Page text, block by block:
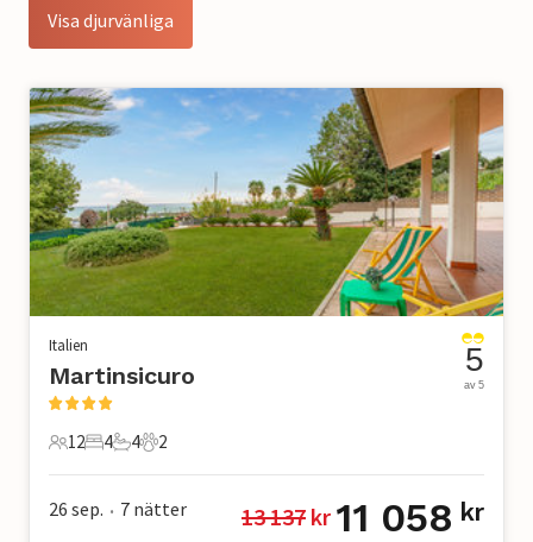
Visa djurvänliga
Italien
Martinsicuro
12 Gäster
12
4 Sovrum
4
4 Badrum
4
2 Husdjur
2
5
av 5
26 sep. • 7 nätter 13 137 kr 11 058 kr